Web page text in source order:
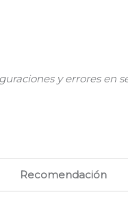
y errores en
Recomendación